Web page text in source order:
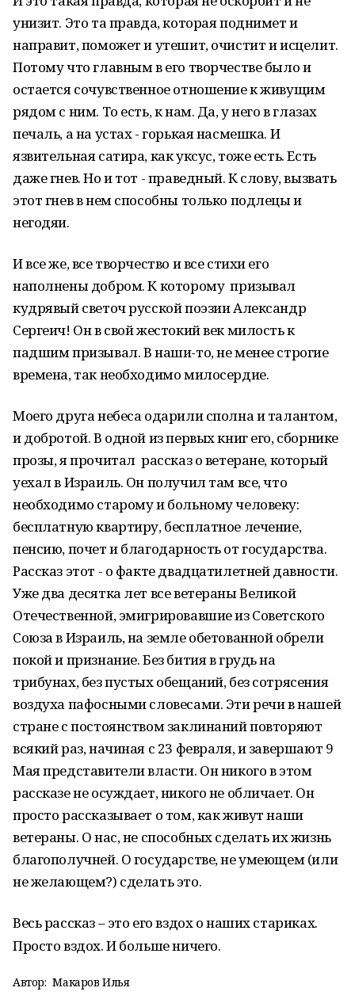
унизит. Это та правда, которая поднимет и
направит, поможет и утешит, очистит и исцелит.
Потому что главным в его творчестве было и
остается сочувственное отношение к живущим
рядом с ним. То есть, к нам. Да, у него в глазах
печаль, а на устах - горькая насмешка. И
язвительная сатира, как уксус, тоже есть. Есть
даже гнев. Но и тот - праведный. К слову, вызвать
этот гнев в нем способны только подлецы и
негодяи.
И все же, все творчество и все стихи его
наполнены добром. К которому призывал
кудрявый светоч русской поэзии Александр
Сергеич! Он в свой жестокий век милость к
падшим призывал. В наши-то, не менее строгие
времена, так необходимо милосердие.
Моего друга небеса одарили сполна и талантом,
и добротой. В одной из первых книг его, сборнике
прозы, я прочитал рассказ о ветеране, который
уехал в Израиль. Он получил там все, что
необходимо старому и больному человеку:
бесплатную квартиру, бесплатное лечение,
пенсию, почет и благодарность от государства.
Рассказ этот - о факте двадцатилетней давности.
Уже два десятка лет все ветераны Великой
Отечественной, эмигрировавшие из Советского
Союза в Израиль, на земле обетованной обрели
покой и признание. Без бития в грудь на
трибунах, без пустых обещаний, без сотрясения
воздуха пафосными словесами. Эти речи в нашей
стране с постоянством заклинаний повторяют
всякий раз, начиная с 23 февраля, и завершают 9
Мая представители власти. Он никого в этом
рассказе не осуждает, никого не обличает. Он
просто рассказывает о том, как живут наши
ветераны. О нас, не способных сделать их жизнь
благополучней. О государстве, не умеющем (или
не желающем?) сделать это.
Весь рассказ – это его вздох о наших стариках.
Просто вздох. И больше ничего.
Автор: Макаров Илья